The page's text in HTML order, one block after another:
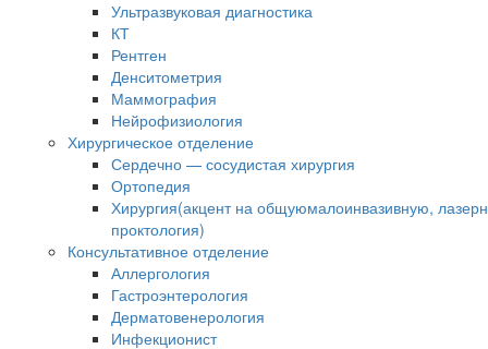
Ультразвуковая диагностика
КТ
Рентген
Денситометрия
Маммография
Нейрофизиология
Хирургическое отделение
Сердечно — сосудистая хирургия
Ортопедия
Хирургия(акцент на общуюмалоинвазивную,
проктология)
Консультативное отделение
Аллергология
Гастроэнтерология
Дерматовенерология
Инфекционист